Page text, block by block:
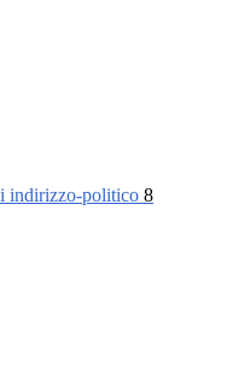
indirizzo-politico 8